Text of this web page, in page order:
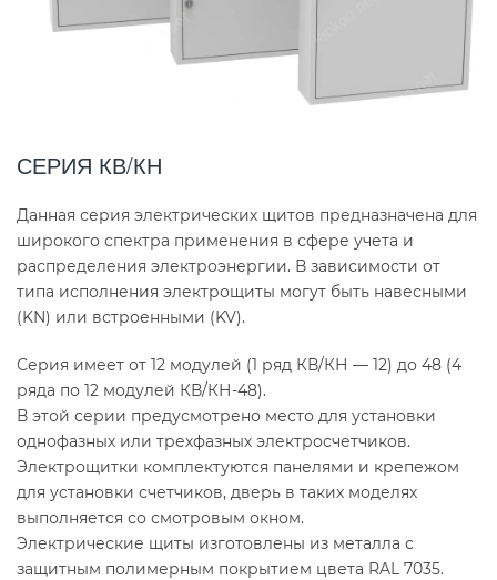
СЕРИЯ КВ/КН
Данная серия электрических щитов предназначена для
широкого спектра применения в сфере учета и
распределения электроэнергии. В зависимости от
типа исполнения электрощиты могут быть навесными
(KN) или встроенными (KV).
Серия имеет от 12 модулей (1 ряд КВ/КН — 12) до 48 (4
ряда по 12 модулей КВ/КН-48).
В этой серии предусмотрено место для установки
однофазных или трехфазных электросчетчиков.
Электрощитки комплектуются панелями и крепежом
для установки счетчиков, дверь в таких моделях
выполняется со смотровым окном.
Электрические щиты изготовлены из металла с
защитным полимерным покрытием цвета RAL 7035.